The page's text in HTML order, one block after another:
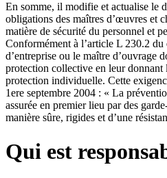
En somme, il modifie et actualise le
obligations des maîtres d’œuvres et
matière de sécurité du personnel et
Conformément à l’article L 230.2
d’entreprise ou le maître d’ouvrage
protection collective en leur donnant
protection individuelle. Cette
1ere septembre 2004 : « La
assurée en premier lieu par des
manière sûre, rigides et d’une
Qui est